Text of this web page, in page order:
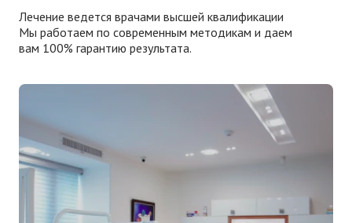
Лечение ведется врачами высшей квалификации
Мы работаем по современным методикам и даем
вам 100% гарантию результата.